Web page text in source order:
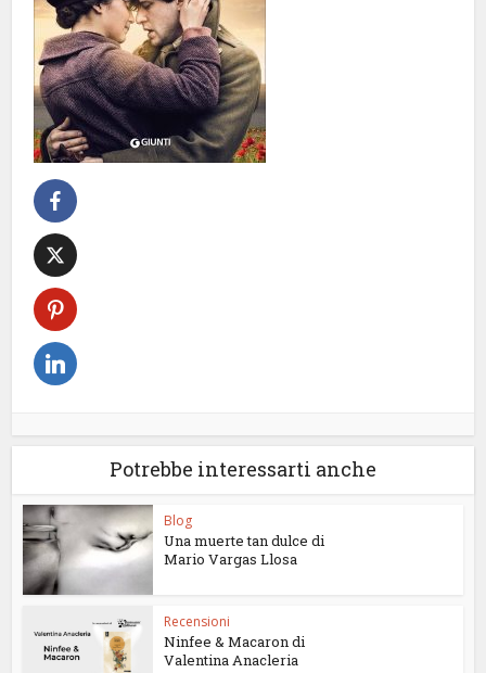
Potrebbe interessarti anche
Blog
Una muerte tan dulce di
Mario Vargas Llosa
Recensioni
Ninfee & Macaron di
Valentina Anacleria